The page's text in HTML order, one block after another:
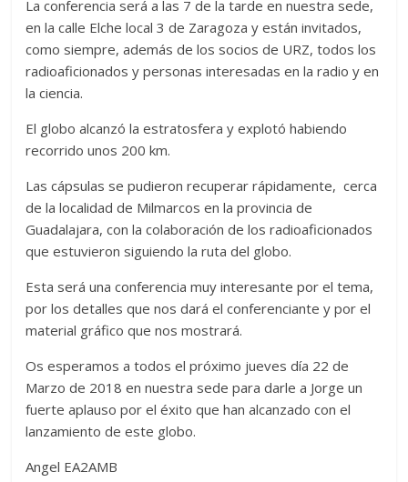
La conferencia será a las 7 de la tarde en nuestra sede,
en la calle Elche local 3 de Zaragoza y están invitados,
como siempre, además de los socios de URZ, todos los
radioaficionados y personas interesadas en la radio y en
la ciencia.
El globo alcanzó la estratosfera y explotó habiendo
recorrido unos 200 km.
Las cápsulas se pudieron recuperar rápidamente, cerca
de la localidad de Milmarcos en la provincia de
Guadalajara, con la colaboración de los radioaficionados
que estuvieron siguiendo la ruta del globo.
Esta será una conferencia muy interesante por el tema,
por los detalles que nos dará el conferenciante y por el
material gráfico que nos mostrará.
Os esperamos a todos el próximo jueves día 22 de
Marzo de 2018 en nuestra sede para darle a Jorge un
fuerte aplauso por el éxito que han alcanzado con el
lanzamiento de este globo.
Angel EA2AMB